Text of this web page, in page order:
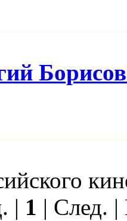
| 1 | След.